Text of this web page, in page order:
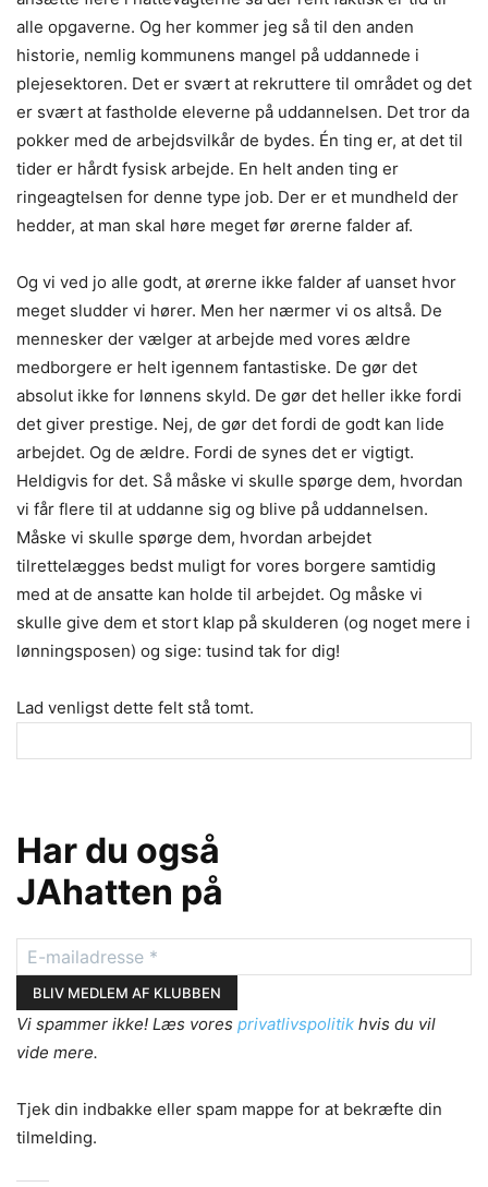
alle opgaverne. Og her kommer jeg så til den anden
historie, nemlig kommunens mangel på uddannede i
plejesektoren. Det er svært at rekruttere til området og det
er svært at fastholde eleverne på uddannelsen. Det tror da
pokker med de arbejdsvilkår de bydes. Én ting er, at det til
tider er hårdt fysisk arbejde. En helt anden ting er
ringeagtelsen for denne type job. Der er et mundheld der
hedder, at man skal høre meget før ørerne falder af.
Og vi ved jo alle godt, at ørerne ikke falder af uanset hvor
meget sludder vi hører. Men her nærmer vi os altså. De
mennesker der vælger at arbejde med vores ældre
medborgere er helt igennem fantastiske. De gør det
absolut ikke for lønnens skyld. De gør det heller ikke fordi
det giver prestige. Nej, de gør det fordi de godt kan lide
arbejdet. Og de ældre. Fordi de synes det er vigtigt.
Heldigvis for det. Så måske vi skulle spørge dem, hvordan
vi får flere til at uddanne sig og blive på uddannelsen.
Måske vi skulle spørge dem, hvordan arbejdet
tilrettelægges bedst muligt for vores borgere samtidig
med at de ansatte kan holde til arbejdet. Og måske vi
skulle give dem et stort klap på skulderen (og noget mere i
lønningsposen) og sige: tusind tak for dig!
Lad venligst dette felt stå tomt.
Har du også
JAhatten på
Vi spammer ikke! Læs vores privatlivspolitik hvis du vil
vide mere.
Tjek din indbakke eller spam mappe for at bekræfte din
tilmelding.